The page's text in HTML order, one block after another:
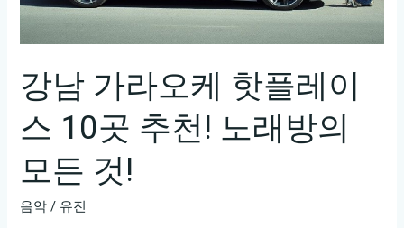
케
명
소
곳!
강남 가라오케 핫플레이
스 10곳 추천! 노래방의
모든 것!
음악 / 유진